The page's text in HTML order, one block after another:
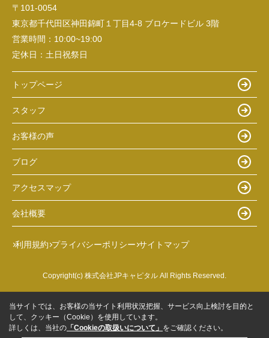
〒101-0054
東京都千代田区神田錦町１丁目4-8 ブロケードビル 3階
営業時間： 10:00~19:00
定休日： 土日祝祭日
トップページ
スタッフ
お客様の声
ブログ
アクセスマップ
会社概要
利用規約 プライバシーポリシー サイトマップ
Copyright(c) 株式会社JPキャピタル All Rights Reserved.
当サイトでは、お客様の当サイト利用状況把握、サービス向上検討を目的と
して、クッキー（Cookie）を使用しています。
詳しくは、当社の 「Cookieの取扱いについて」 をご確認ください。